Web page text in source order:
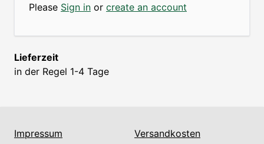
Please Sign in or create an account
Lieferzeit
in der Regel 1-4 Tage
Impressum
Versandkosten